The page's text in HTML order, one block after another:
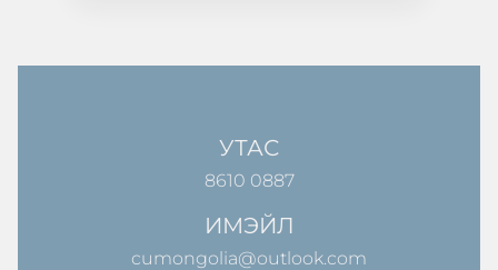
УТАС
8610 0887
ИМЭЙЛ
cumongolia@outlook.com